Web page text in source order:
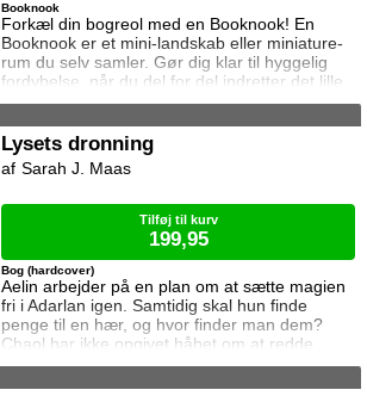
Forkæl din bogreol med en Booknook! En
Booknook er et mini-landskab eller miniature-
rum du selv samler. Gør dig klar til hyggelig
fordybelse, når du del for del indretter det lille
rum med de fineste detaljer. Med lukkede
og med det indbyggede lys, pynter den også i
mørke. I denne booknook går døren op og i til
uglens charmerende lille boghandel, som med
Booknook
Lysets dronning
Aelin arbejder på en plan om at sætte magien
fri i Adarlan igen. Samtidig skal hun finde
penge til en hær, og hvor finder man dem?
Chaol har ikke opgivet håbet om at redde
Dorian. Det bliver dog konstant sværere at
Bog (hardcover)
Sarah J. Maas
Tilføj til kurv
199,95